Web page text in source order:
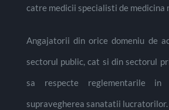
catre medicii specialisti de medicina
Angajatorii din orice domeniu de
sectorul public, cat si din sectorul
sa respecte reglementarile in
supravegherea sanatatii